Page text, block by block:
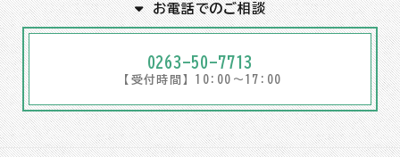
お電話でのご相談
0263-50-7713
【受付時間】10:00～17:00